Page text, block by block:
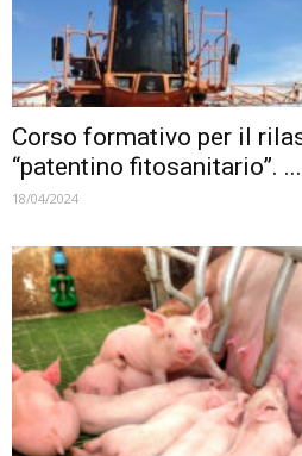
Corso formativo per il
“patentino fitosanitario”. ...
18/04/2024